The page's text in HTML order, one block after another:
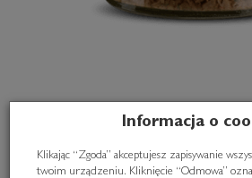
Tapenada - oliwki i
15,50 zł
Informacja o
Klikając “Zgoda” akceptujesz zapisywanie
twoim urządzeniu. Kliknięcie “Odmowa”